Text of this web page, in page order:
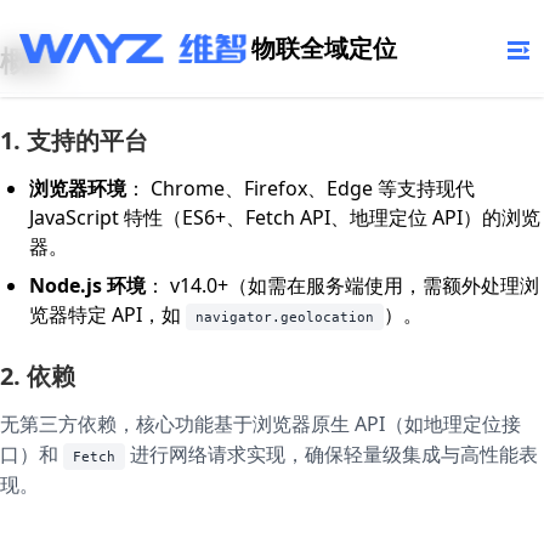
物联全域定位
概述
1. 支持的平台
浏览器环境： Chrome、Firefox、Edge 等支持现代
JavaScript 特性（ES6+、Fetch API、地理定位 API）的浏览
器。
Node.js 环境： v14.0+（如需在服务端使用，需额外处理浏
览器特定 API，如
navigator.geolocation ）。
2. 依赖
无第三方依赖，核心功能基于浏览器原生 API（如地理定位接
口）和
Fetch
进行网络请求实现，确保轻量级集成与高性能表
现。